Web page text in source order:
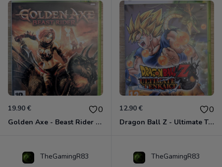
19.90 € 0
Golden Axe - Beast Rider Xbox 360
12.90 € 0
Dragon Ball Z - Ultimate Tenkaichi Xbox 360
TheGamingR83 TheGamingR83